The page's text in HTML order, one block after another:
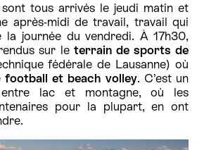
tous arrivés le jeudi matin et
après-midi de travail, travail qui
la journée du vendredi. À 17h30,
sur le terrain de sports de
fédérale de Lausanne) où
football et beach volley. C’est un
entre lac et montagne, où les
pour la plupart, en ont